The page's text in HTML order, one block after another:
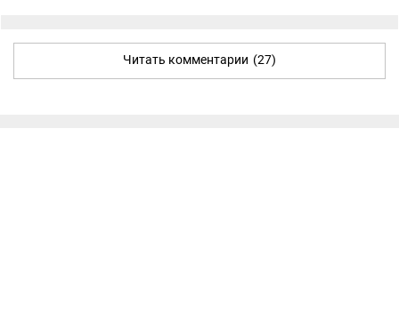
Читать комментарии (27)